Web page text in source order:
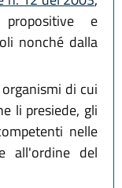
e
nonché dalla
di cui
li presiede, gli
nelle
all'ordine del